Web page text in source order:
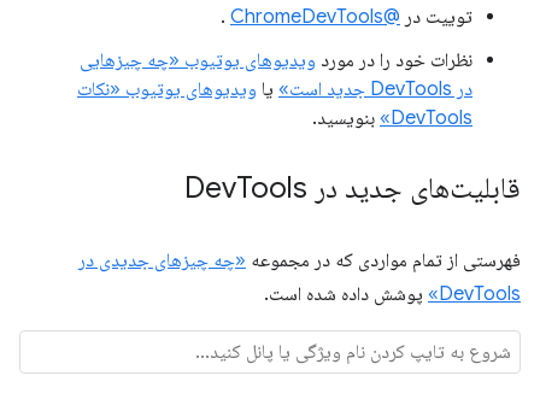
توییت در @ChromeDevTools
.
نظرات خود را در مورد ویدیوهای یوتیوب «چه چیزهایی
در DevTools جدید است»
یا ویدیوهای یوتیوب «نکات
DevTools»
بنویسید.
قابلیت‌های جدید در Dev Tools
فهرستی از تمام مواردی که در مجموعه «چه چیزهای جدیدی در
DevTools»
پوشش داده شده است.